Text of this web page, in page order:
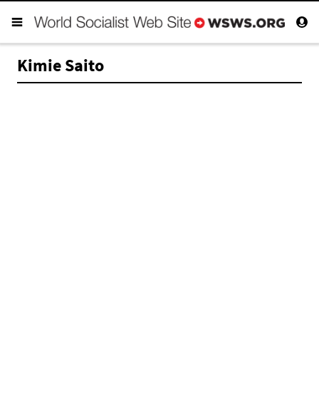
Kimie Saito